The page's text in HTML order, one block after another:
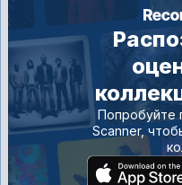
Попробуйте
Scanner,